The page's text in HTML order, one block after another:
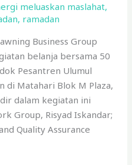
meluaskan maslahat,
, ramadan
Business Group
belanja bersama 50
Pesantren Ulumul
di Matahari Blok M Plaza,
dalam kegiatan ini
Group, Risyad Iskandar;
Quality Assurance